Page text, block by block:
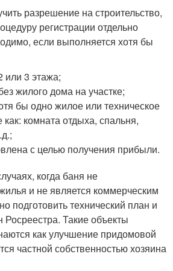
разрешение на строительство,
регистрации отдельно
если выполняется хотя бы
или 3 этажа;
жилого дома на участке;
бы одно жилое или техническое
комната отдыха, спальня,
с целью получения прибыли.
когда баня не
и не является коммерческим
подготовить технический план и
Росреестра. Такие объекты
как улучшение придомовой
частной собственностью хозяина